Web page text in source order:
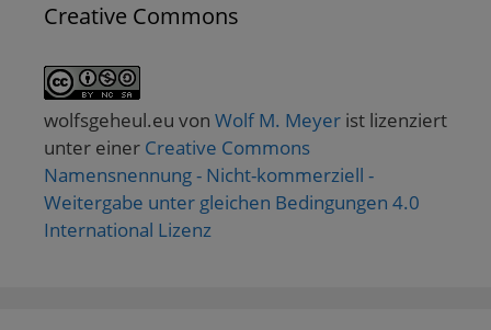
Creative Commons
wolfsgeheul.eu von Wolf M. Meyer ist lizenziert
unter einer Creative Commons
Namensnennung - Nicht-kommerziell -
Weitergabe unter gleichen Bedingungen 4.0
International Lizenz